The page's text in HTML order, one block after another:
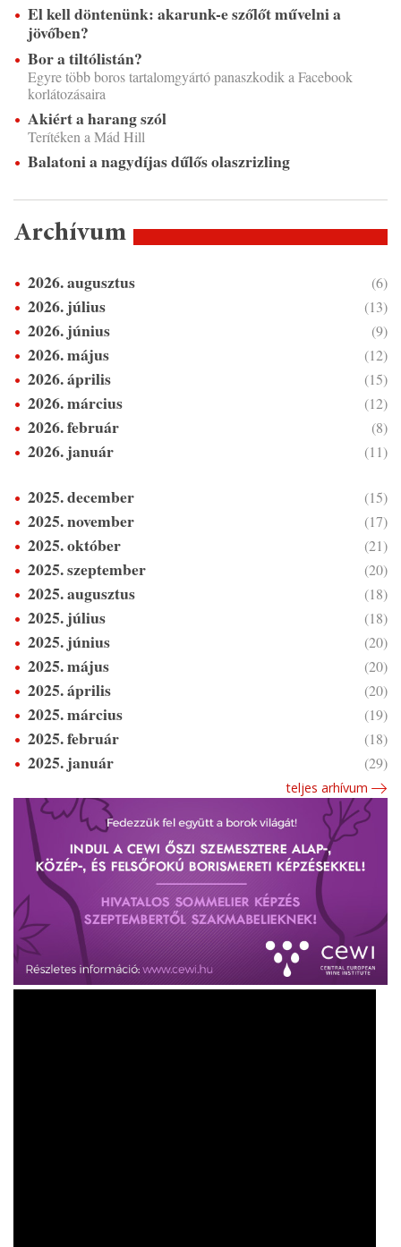
El kell döntenünk: akarunk-e szőlőt művelni a
jövőben?
Bor a tiltólistán?
Egyre több boros tartalomgyártó panaszkodik a Facebook
korlátozásaira
Akiért a harang szól
Terítéken a Mád Hill
Balatoni a nagydíjas dűlős olaszrizling
Archívum
2026. augusztus (6)
2026. július (13)
2026. június (9)
2026. május (12)
2026. április (15)
2026. március (12)
2026. február (8)
2026. január (11)
2025. december (15)
2025. november (17)
2025. október (21)
2025. szeptember (20)
2025. augusztus (18)
2025. július (18)
2025. június (20)
2025. május (20)
2025. április (20)
2025. március (19)
2025. február (18)
2025. január (29)
teljes arhívum